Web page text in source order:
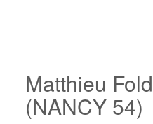
Matthieu
(NANCY 54)